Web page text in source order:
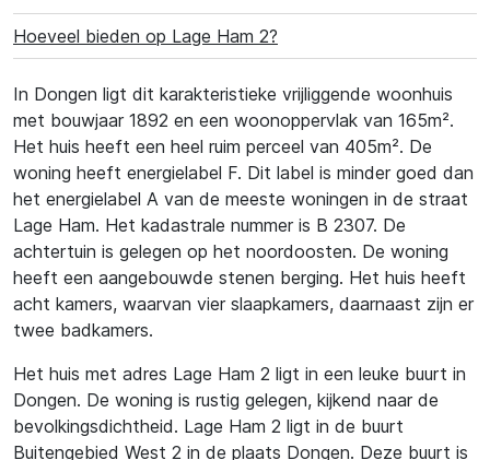
Hoeveel bieden op Lage Ham 2?
In Dongen ligt dit karakteristieke vrijliggende woonhuis
met bouwjaar 1892 en een woonoppervlak van 165m².
Het huis heeft een heel ruim perceel van 405m². De
woning heeft energielabel F. Dit label is minder goed dan
het energielabel A van de meeste woningen in de straat
Lage Ham. Het kadastrale nummer is B 2307. De
achtertuin is gelegen op het noordoosten. De woning
heeft een aangebouwde stenen berging. Het huis heeft
acht kamers, waarvan vier slaapkamers, daarnaast zijn er
twee badkamers.
Het huis met adres Lage Ham 2 ligt in een leuke buurt in
Dongen. De woning is rustig gelegen, kijkend naar de
bevolkingsdichtheid. Lage Ham 2 ligt in de buurt
Buitengebied West 2 in de plaats Dongen. Deze buurt is